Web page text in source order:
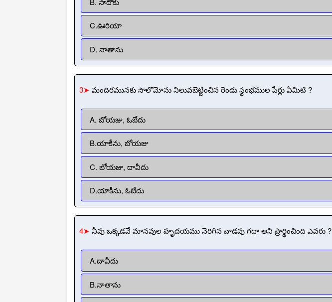
C.ఊరియా
D. నాతాను
3➤ మందిరమునకు సొలొమోను నిలువబెట్టించిన రెండు స్థంభముల పేర్లు ఏమిటి ?
A. బోయజు, ఓబేదు
B.యాకీను, బోయజు
C. బోయజు, దావీదు
D.యాకీను, ఓబేదు
4➤ నీవు ఒక్కడవే మానవుల హృదయము నెరిగిన వాడవు గదా అని ప్రార్థించింది ఎవరు ?
A.దావీదు
B.నాతాను